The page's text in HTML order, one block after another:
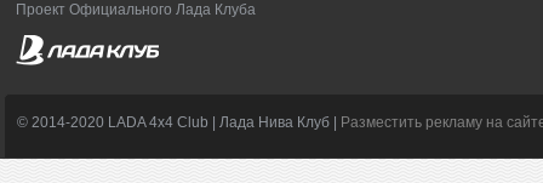
Проект Официального Лада Клуба
© 2014-2020 LADA 4x4 Club | Лада Нива Клуб | Разместить рекламу на